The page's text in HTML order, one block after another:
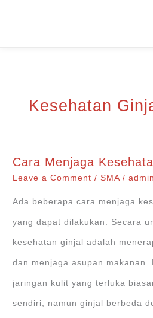
Kesehatan
Cara Menjaga
Leave a Comment /SMA/admin
Ada beberapa cara menjaga
yang dapat dilakukan. Secara
kesehatan ginjal adalah
dan menjaga asupan makanan.
jaringan kulit yang terluka
sendiri, namun ginjal berbeda